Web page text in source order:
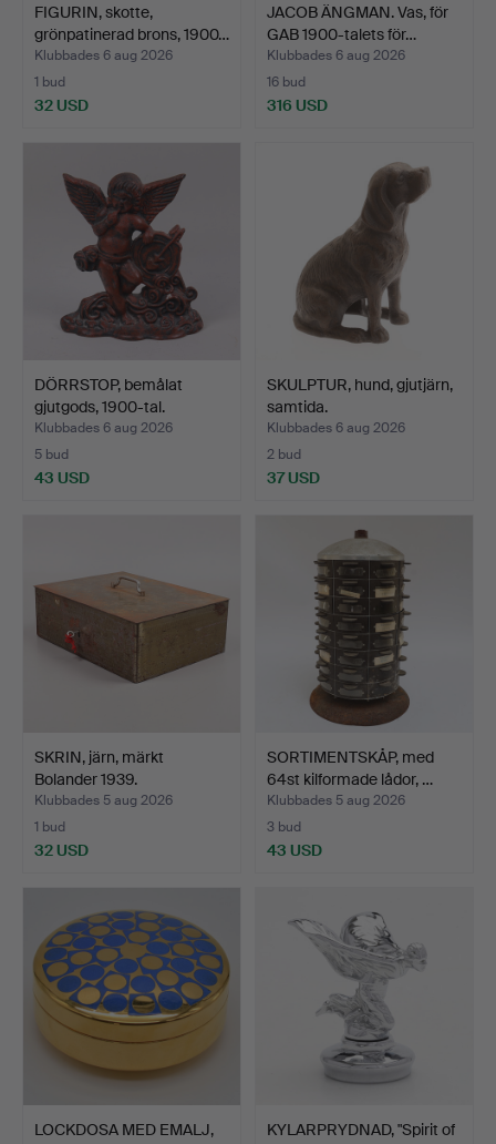
FIGURIN, skotte,
grönpatinerad brons, 1900…
Klubbades 6 aug 2026
1 bud
32 USD
JACOB ÄNGMAN. Vas, för
GAB 1900-talets för…
Klubbades 6 aug 2026
16 bud
316 USD
DÖRRSTOP, bemålat
gjutgods, 1900-tal.
Klubbades 6 aug 2026
5 bud
43 USD
SKULPTUR, hund, gjutjärn,
samtida.
Klubbades 6 aug 2026
2 bud
37 USD
SKRIN, järn, märkt
Bolander 1939.
Klubbades 5 aug 2026
1 bud
32 USD
SORTIMENTSKÅP, med
64st kilformade lådor, …
Klubbades 5 aug 2026
3 bud
43 USD
LOCKDOSA MED EMALJ,
KYLARPRYDNAD, "Spirit of